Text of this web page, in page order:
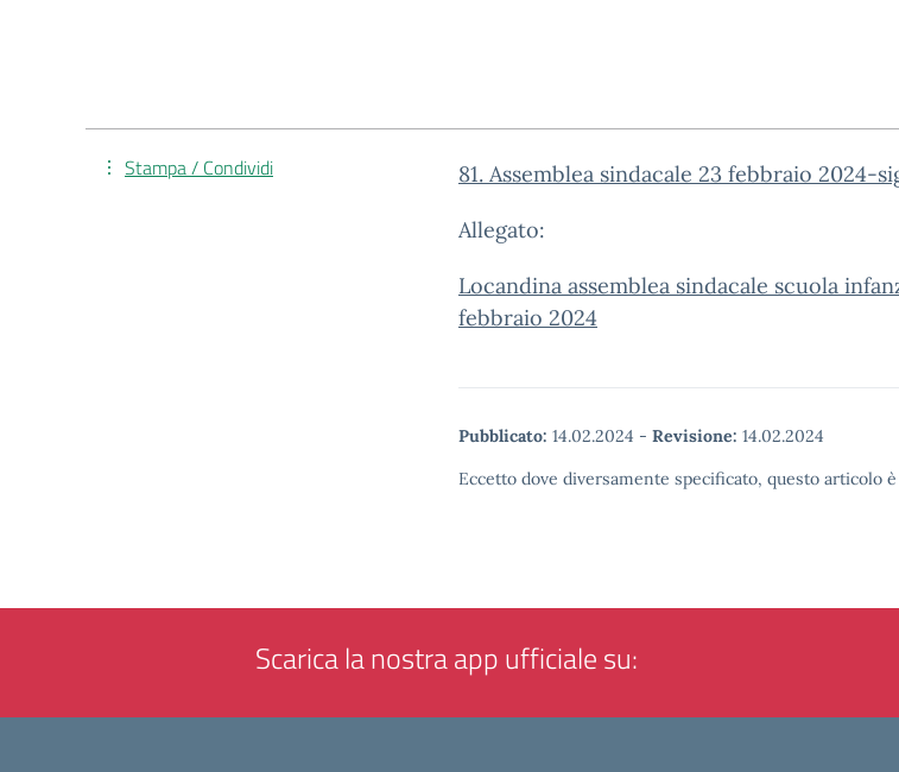
81. Assemblea sindacale 23 febbraio 2024-
Allegato:
Locandina assemblea sindacale scuola
febbraio 2024
Pubblicato: 14.02.2024 - Revisione: 14.02.2024
Eccetto dove diversamente specificato, questo articolo
Stampa / Condividi
Scarica la nostra app ufficiale su: